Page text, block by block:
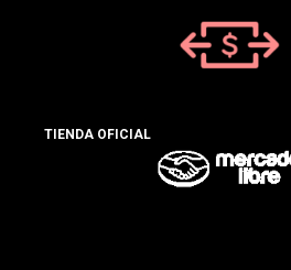
TIENDA OFICIAL